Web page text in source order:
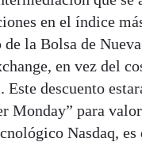
en el índice
de la Bolsa de
en vez del
Este descuento
Monday” para
Nasdaq, es